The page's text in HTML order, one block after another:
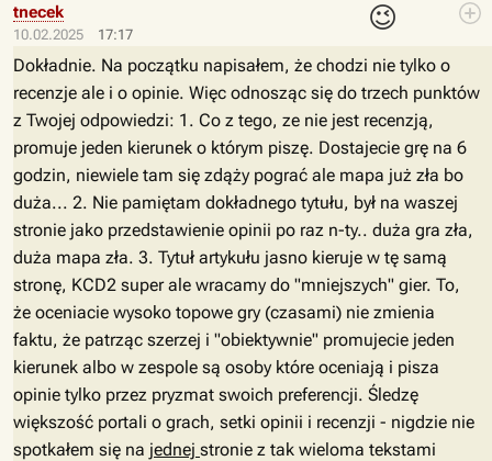
10.02.2025 17:17
😉
tnecek
Dokładnie. Na początku napisałem, że chodzi nie tylko o
recenzje ale i o opinie. Więc odnosząc się do trzech punktów
z Twojej odpowiedzi: 1. Co z tego, ze nie jest recenzją,
promuje jeden kierunek o którym piszę. Dostajecie grę na 6
godzin, niewiele tam się zdąży pograć ale mapa już zła bo
duża... 2. Nie pamiętam dokładnego tytułu, był na waszej
stronie jako przedstawienie opinii po raz n-ty.. duża gra zła,
duża mapa zła. 3. Tytuł artykułu jasno kieruje w tę samą
stronę, KCD2 super ale wracamy do "mniejszych" gier. To,
że oceniacie wysoko topowe gry (czasami) nie zmienia
faktu, że patrząc szerzej i "obiektywnie" promujecie jeden
kierunek albo w zespole są osoby które oceniają i pisza
opinie tylko przez pryzmat swoich preferencji. Śledzę
większość portali o grach, setki opinii i recenzji - nigdzie nie
spotkałem się na jednej stronie z tak wieloma tekstami